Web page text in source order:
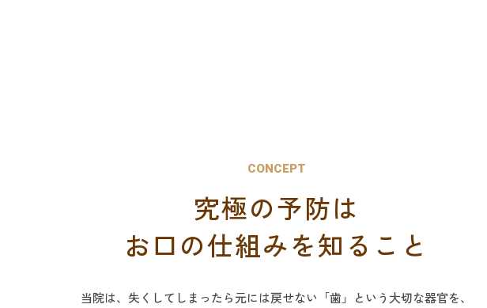
CONCEPT
究極の予防は
お口の仕組みを知ること
当院は、失くしてしまったら元には戻せない「歯」という大切な器官を、